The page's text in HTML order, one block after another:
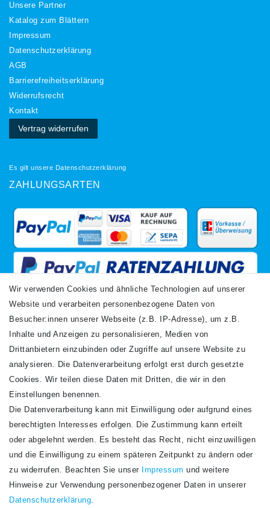
Unsere Partner
Katalog zum Blättern
Impressum
Daten­schutz­erklärung
AGB
Barrierefreiheitserklärung
Widerrufs­recht
Kontakt
Vertrag widerrufen
Es gilt unsere Datenschutzerklärung
ZAHLUNGSARTEN
VERSANDARTEN
Newsletter
Honig
Hiermit bestätige ich, dass ich dieDaten­schutz­erklärunggelesen habe. Meine
Wir verwenden Cookies und ähnliche Technologien auf unserer
Website und verarbeiten personenbezogene Daten von
Besucher:innen unserer Webseite (z.B. IP-Adresse), um z.B.
Inhalte und Anzeigen zu personalisieren, Medien von
Drittanbietern einzubinden oder Zugriffe auf unsere Website zu
analysieren. Die Datenverarbeitung erfolgt erst durch gesetzte
Cookies. Wir teilen diese Daten mit Dritten, die wir in den
Einstellungen benennen.
Die Datenverarbeitung kann mit Einwilligung oder aufgrund eines
berechtigten Interesses erfolgen. Die Zustimmung kann erteilt
oder abgelehnt werden. Es besteht das Recht, nicht einzuwilligen
und die Einwilligung zu einem späteren Zeitpunkt zu ändern oder
zu widerrufen. Beachten Sie unser
Impressum und weitere
Hinweise zur Verwendung personenbezogener Daten in unserer
Daten­schutz­erklärung.